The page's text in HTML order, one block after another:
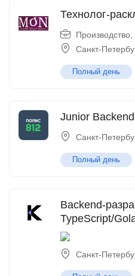
Технолог-
Производство,
Санкт-
Полный день
Junior
Санкт-
Полный день
Backend-
TypeScript/
Санкт-